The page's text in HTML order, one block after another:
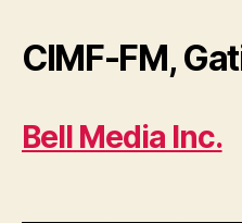
CIMF-FM,
Bell Media Inc.